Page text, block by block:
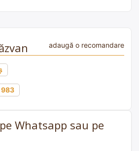
adaugă o recomandare
Whatsapp sau pe